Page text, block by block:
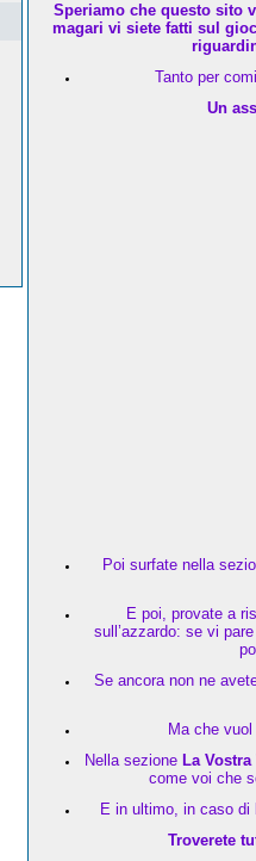
Speriamo che questo sito
magari vi siete fatti sul
Tanto per
Un
Poi surfate nella
E poi, provate a
sull’azzardo: se vi
Se ancora non ne
Ma che vuol
Nella sezione La Vostra
come voi che
E in ultimo, in caso di
Troverete